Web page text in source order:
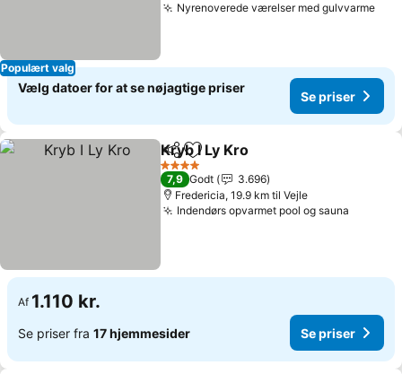
Populært valg
Nyrenoverede værelser med gulvvarmeSe
Vælg datoer for at se nøjagtige priser
Se priser
Del Føj til favoritter
Kryb I Ly Kro
4 Stjerner
7,9 Godt
3.696
Fredericia, 19.9 km til Vejle
Indendørs opvarmet pool og sauna
Af 1.110 kr.
Se priser fra 17 hjemmesider Se priser